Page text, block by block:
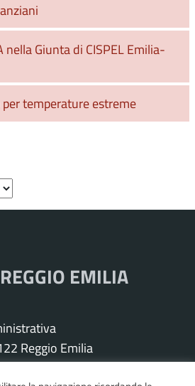
nella Giunta di CISPEL Emilia-
temperature estreme
EMILIA
Reggio Emilia
0522 571030